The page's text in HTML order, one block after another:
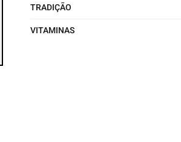
TRADIÇÃO
VITAMINAS